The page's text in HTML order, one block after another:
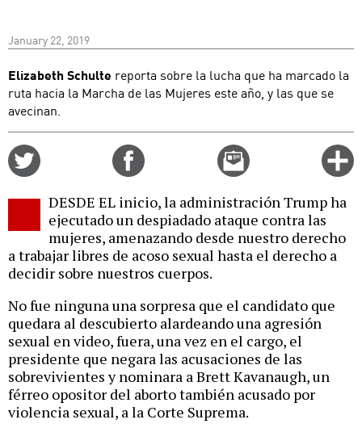
January 22, 2019
Elizabeth Schulte reporta sobre la lucha que ha marcado la
ruta hacia la Marcha de las Mujeres este año, y las que se
avecinan.
Email
this
DESDE EL inicio, la administración Trump ha
ejecutado un despiadado ataque contra las
mujeres, amenazando desde nuestro derecho
a trabajar libres de acoso sexual hasta el derecho a
decidir sobre nuestros cuerpos.
No fue ninguna una sorpresa que el candidato que
quedara al descubierto alardeando una agresión
sexual en video, fuera, una vez en el cargo, el
presidente que negara las acusaciones de las
sobrevivientes y nominara a Brett Kavanaugh, un
férreo opositor del aborto también acusado por
violencia sexual, a la Corte Suprema.